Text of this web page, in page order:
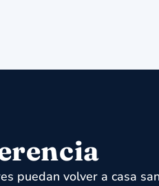
puedan volver a casa